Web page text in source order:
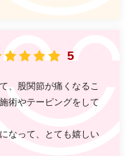
5
、股関節が痛くなるこ
術やテーピングをして
なって、とても嬉しい